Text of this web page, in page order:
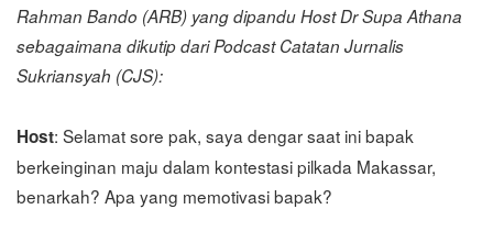
Rahman Bando (ARB) yang dipandu Host Dr Supa Athana
sebagaimana dikutip dari Podcast Catatan Jurnalis
Sukriansyah (CJS):
Host: Selamat sore pak, saya dengar saat ini bapak
berkeinginan maju dalam kontestasi pilkada Makassar,
benarkah? Apa yang memotivasi bapak?